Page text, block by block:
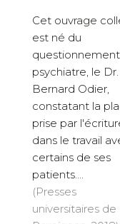
Cet ouvrage
est né du
psychiatre, le Dr.
Bernard Odier,
constatant la
prise par
dans le travail
certains de ses
patients....
(Presses
universitaires de